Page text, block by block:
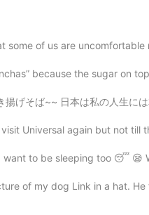
いるのかにとても興味があ
られませんでした。 あ、
of us are uncomfortable
because the sugar on
当に大きな影響があって、本当に感謝してるので
Universal again but not till
want to be sleeping too 😴 😪
of my dog Link in a hat.